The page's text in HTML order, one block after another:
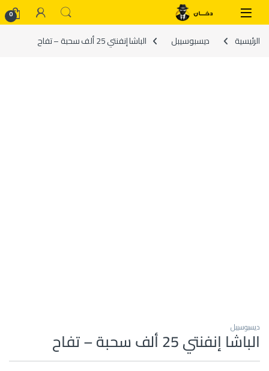
Skip to navigation
Skip to content
0
الرئيسية ديسبوسيبل الباشا إنفنتي 25 ألف سحبة – تفاح
ديسبوسيبل
الباشا إنفنتي 25 ألف سحبة – تفاح